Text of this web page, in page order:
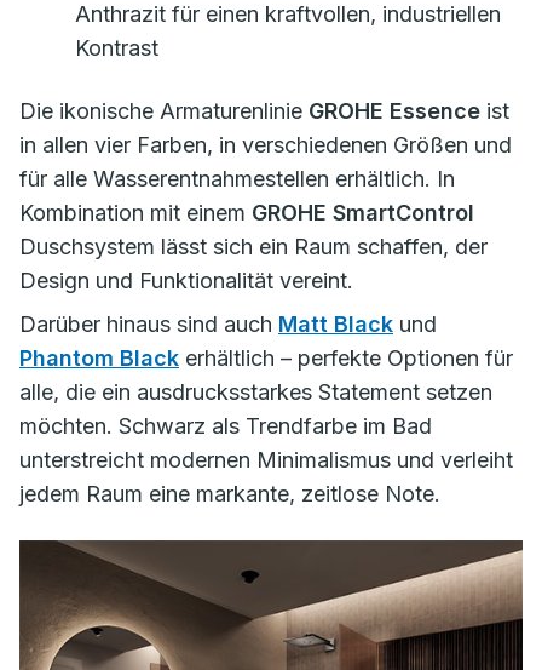
Anthrazit für einen kraftvollen, industriellen
Kontrast
Die ikonische Armaturenlinie GROHE Essence ist
in allen vier Farben, in verschiedenen Größen und
für alle Wasserentnahmestellen erhältlich. In
Kombination mit einem GROHE SmartControl
Duschsystem lässt sich ein Raum schaffen, der
Design und Funktionalität vereint.
Darüber hinaus sind auch Matt Black und
Phantom Black erhältlich – perfekte Optionen für
alle, die ein ausdrucksstarkes Statement setzen
möchten. Schwarz als Trendfarbe im Bad
unterstreicht modernen Minimalismus und verleiht
jedem Raum eine markante, zeitlose Note.